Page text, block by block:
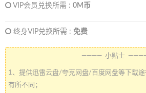
VIP会员兑换所需 : 0M币
终身VIP兑换所需 : 免费
———— 小贴士
1、提供迅雷云盘/夸克网盘/百度网盘等下载
有所不同；